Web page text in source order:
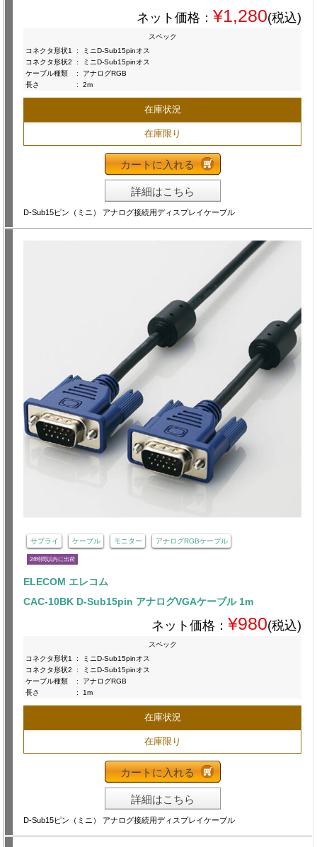
ネット価格： ¥1,280(税込)
スペック
コネクタ形状1
:
ミニD-Sub15pinオス
コネクタ形状2
:
ミニD-Sub15pinオス
ケーブル種類
:
アナログRGB
長さ
: 2m
在庫状況
在庫限り
カートに入れる
詳細はこちら
D-Sub15ピン（ミニ） アナログ接続用ディスプレイケーブル
サプライ ケーブル モニター アナログRGBケーブル
24時間以内に出荷
ELECOM エレコム
CAC-10BK D-Sub15pin アナログVGAケーブル 1m
ネット価格： ¥980(税込)
スペック
コネクタ形状1
:
ミニD-Sub15pinオス
コネクタ形状2
:
ミニD-Sub15pinオス
ケーブル種類
:
アナログRGB
長さ
: 1m
在庫状況
在庫限り
カートに入れる
詳細はこちら
D-Sub15ピン（ミニ） アナログ接続用ディスプレイケーブル